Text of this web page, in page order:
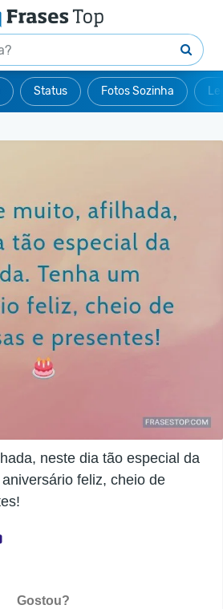
Status Fotos Sozinha
neste dia tão especial da
feliz, cheio de
Gostou?